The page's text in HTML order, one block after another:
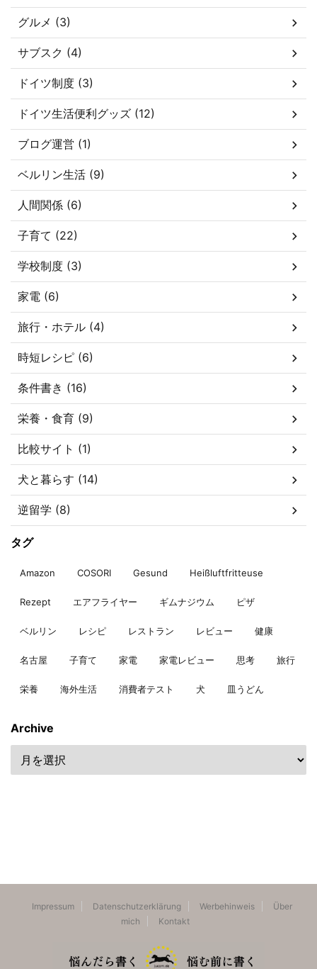
グルメ (3)
サブスク (4)
ドイツ制度 (3)
ドイツ生活便利グッズ (12)
ブログ運営 (1)
ベルリン生活 (9)
人間関係 (6)
子育て (22)
学校制度 (3)
家電 (6)
旅行・ホテル (4)
時短レシピ (6)
条件書き (16)
栄養・食育 (9)
比較サイト (1)
犬と暮らす (14)
逆留学 (8)
タグ
Amazon COSORI Gesund Heißluftfritteuse
Rezept エアフライヤー ギムナジウム ピザ
ベルリン レシピ レストラン レビュー 健康
名古屋 子育て 家電 家電レビュー 思考 旅行
栄養 海外生活 消費者テスト 犬 皿うどん
Archive
Impressum Datenschutzerklärung Werbehinweis
Über
mich
Kontakt